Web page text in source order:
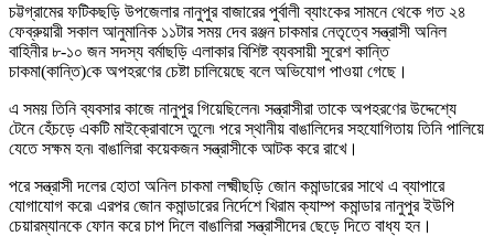
চট্টগ্রামের ফটিকছড়ি উপজেলার নানুপুর বাজারের পুর্বালী ব্যাংকের সামনে থেকে গত ২৪
ফেব্রুয়ারী সকাল আনুমানিক ১১টার সময় দেব রঞ্জন চাকমার নেতৃত্বে সন্ত্রাসী অনিল
বাহিনীর ৮-১০ জন সদস্য বর্মাছড়ি এলাকার বিশিষ্ট ব্যবসায়ী সুরেশ কান্তি
চাকমা(কান্তি)কে অপহরণের চেষ্টা চালিয়েছে বলে অভিযোগ পাওয়া গেছে।
এ সময় তিনি ব্যবসার কাজে নানুপুর গিয়েছিলেন৷ সন্ত্রাসীরা তাকে অপহরণের উদ্দেশ্যে
টেনে হেঁচড়ে একটি মাইক্রোবাসে তুলে৷ পরে স্থানীয় বাঙালিদের সহযোগিতায় তিনি পালিয়ে
যেতে সক্ষম হন৷ বাঙালিরা কয়েকজন সন্ত্রাসীকে আটক করে রাখে।
পরে সন্ত্রাসী দলের হোতা অনিল চাকমা লক্ষ্মীছড়ি জোন কমান্ডারের সাথে এ ব্যাপারে
যোগাযোগ করে৷ এরপর জোন কমান্ডারের নির্দেশে খিরাম ক্যাম্প কমান্ডার নানুপুর ইউপি
চেয়ারম্যানকে ফোন করে চাপ দিলে বাঙালিরা সন্ত্রাসীদের ছেড়ে দিতে বাধ্য হন।